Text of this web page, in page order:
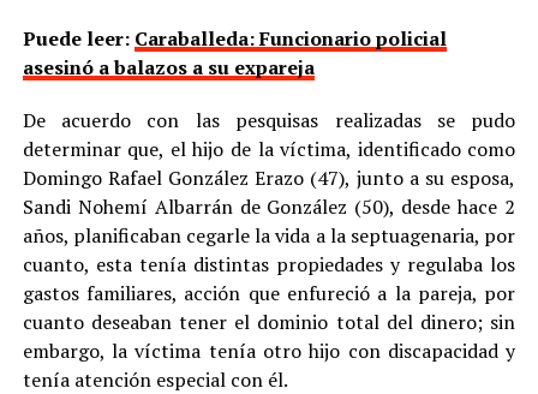
Puede leer: Caraballeda: Funcionario policial
asesinó a balazos a su expareja
De acuerdo con las pesquisas realizadas se pudo
determinar que, el hijo de la víctima, identificado como
Domingo Rafael González Erazo (47), junto a su esposa,
Sandi Nohemí Albarrán de González (50), desde hace 2
años, planificaban cegarle la vida a la septuagenaria, por
cuanto, esta tenía distintas propiedades y regulaba los
gastos familiares, acción que enfureció a la pareja, por
cuanto deseaban tener el dominio total del dinero; sin
embargo, la víctima tenía otro hijo con discapacidad y
tenía atención especial con él.